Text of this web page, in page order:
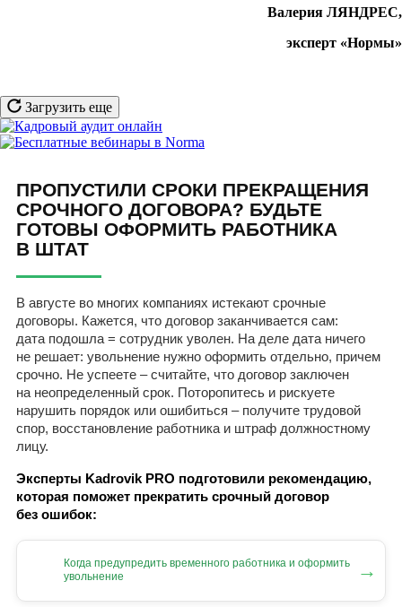
Валерия ЛЯНДРЕС,
эксперт «Нормы»
Загрузить еще
ПРОПУСТИЛИ СРОКИ ПРЕКРАЩЕНИЯ
СРОЧНОГО ДОГОВОРА? БУДЬТЕ
ГОТОВЫ ОФОРМИТЬ РАБОТНИКА
В ШТАТ
В августе во многих компаниях истекают срочные
договоры. Кажется, что договор заканчивается сам:
дата подошла = сотрудник уволен. На деле дата ничего
не решает: увольнение нужно оформить отдельно, причем
срочно. Не успеете – считайте, что договор заключен
на неопределенный срок. Поторопитесь и рискуете
нарушить порядок или ошибиться – получите трудовой
спор, восстановление работника и штраф должностному
лицу.
Эксперты Kadrovik PRO подготовили рекомендацию,
которая поможет прекратить срочный договор
без ошибок:
Когда предупредить временного работника и оформить
увольнение
→